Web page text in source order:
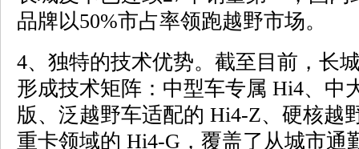
品牌以50%市占率领跑越野市场。
4、独特的技术优势。截至目前，长
形成技术矩阵：中型车专属 Hi4、中
版、泛越野车适配的 Hi4-Z、硬核越
重卡领域的 Hi4-G，覆盖了从城市通